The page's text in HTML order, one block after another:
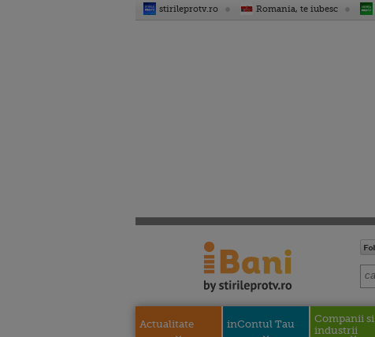
stirileprotv.ro Romania, te iubesc
Actualitate inContul Tau
Companii si
industrii